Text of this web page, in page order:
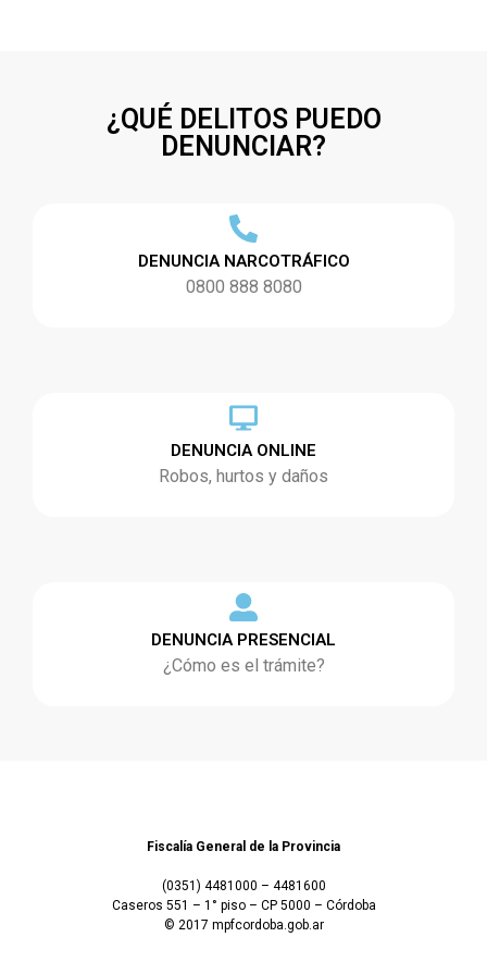
¿QUÉ DELITOS PUEDO
DENUNCIAR?
DENUNCIA NARCOTRÁFICO
0800 888 8080
DENUNCIA ONLINE
Robos, hurtos y daños
DENUNCIA PRESENCIAL
¿Cómo es el trámite?
Fiscalía General de la Provincia
(0351) 4481000 – 4481600
Caseros 551 – 1° piso – CP 5000 – Córdoba
© 2017 mpfcordoba.gob.ar